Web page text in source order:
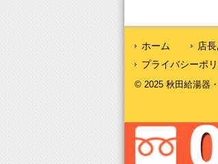
ホーム 店
プライバシーポ
© 2025 秋田給湯器